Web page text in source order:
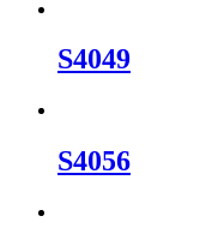
S4049
S4056